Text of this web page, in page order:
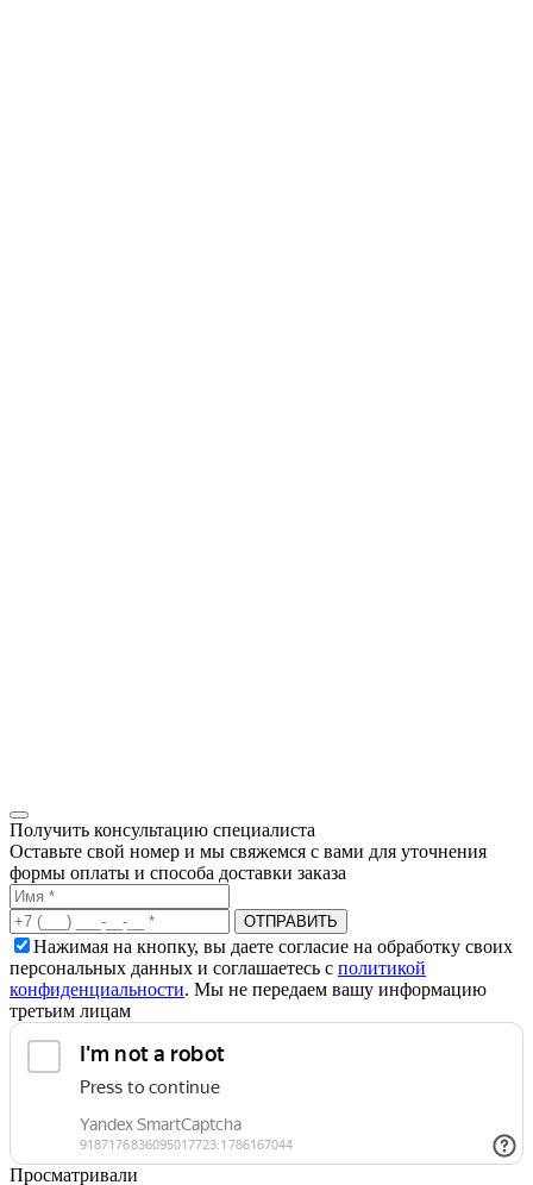
Получить консультацию специалиста
Оставьте свой номер и мы свяжемся с вами для уточнения
формы оплаты и способа доставки заказа
Нажимая на кнопку, вы даете согласие на обработку своих
персональных данных и соглашаетесь с политикой
конфиденциальности. Мы не передаем вашу информацию
третьим лицам
Просматривали